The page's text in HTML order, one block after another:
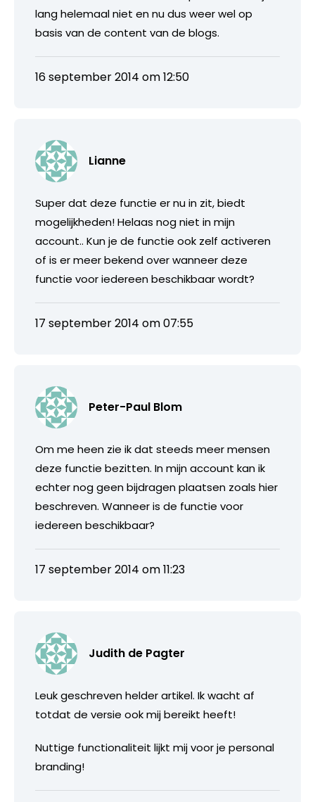
lang helemaal niet en nu dus weer wel op
basis van de content van de blogs.
16 september 2014 om 12:50
Lianne
Super dat deze functie er nu in zit, biedt
mogelijkheden! Helaas nog niet in mijn
account.. Kun je de functie ook zelf activeren
of is er meer bekend over wanneer deze
functie voor iedereen beschikbaar wordt?
17 september 2014 om 07:55
Peter-Paul Blom
Om me heen zie ik dat steeds meer mensen
deze functie bezitten. In mijn account kan ik
echter nog geen bijdragen plaatsen zoals hier
beschreven. Wanneer is de functie voor
iedereen beschikbaar?
17 september 2014 om 11:23
Judith de Pagter
Leuk geschreven helder artikel. Ik wacht af
totdat de versie ook mij bereikt heeft!
Nuttige functionaliteit lijkt mij voor je personal
branding!